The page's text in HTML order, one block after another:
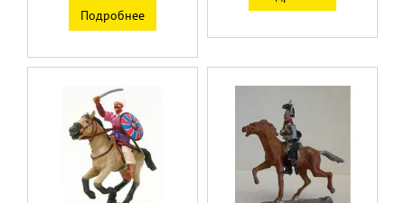
Подробнее